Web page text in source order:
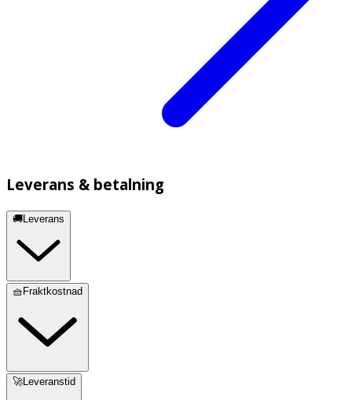
Leverans & betalning
🚚Leverans
🧺Fraktkostnad
🚀Leveranstid